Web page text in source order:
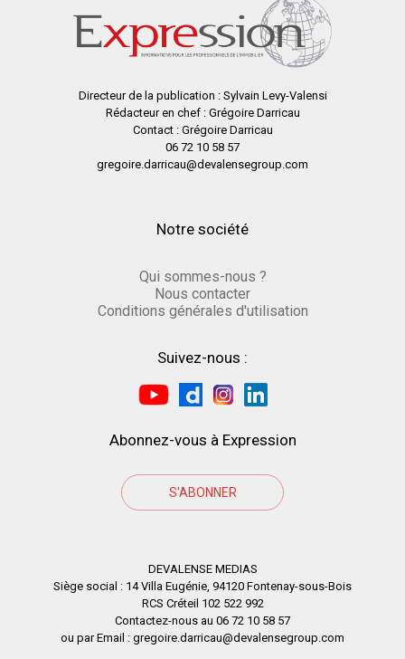
Directeur de la publication : Sylvain Levy-Valensi
Rédacteur en chef : Grégoire Darricau
Contact : Grégoire Darricau
06 72 10 58 57
gregoire.darricau@devalensegroup.com
Notre société
Qui sommes-nous ?
Nous contacter
Conditions générales d'utilisation
Suivez-nous :
Abonnez-vous à Expression
S'ABONNER
DEVALENSE MEDIAS
Siège social : 14 Villa Eugénie, 94120 Fontenay-sous-Bois
RCS Créteil 102 522 992
Contactez-nous au 06 72 10 58 57
ou par Email : gregoire.darricau@devalensegroup.com